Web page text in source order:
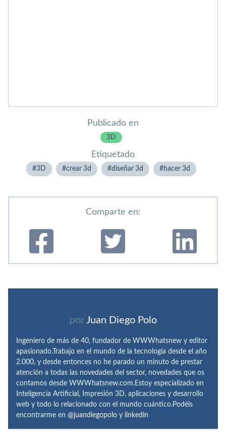
Publicado en
3D
Etiquetado
3D crear 3d diseñar 3d hacer 3d
Comparte en:
por Juan Diego Polo
Ingeniero de más de 40, fundador de WWWhatsnew y editor
apasionado.Trabajo en el mundo de la tecnología desde el año
2.000, y desde entonces no he parado un minuto de prestar
atención a todas las novedades del sector, novedades que os
contamos desde WWWhatsnew.com.Estoy especializado en
Inteligencia Artificial, Impresión 3D, aplicaciones y desarrollo
web y todo lo relacionado con el mundo cuántico.Podéis
encontrarme en @juandiegopolo y linkedin